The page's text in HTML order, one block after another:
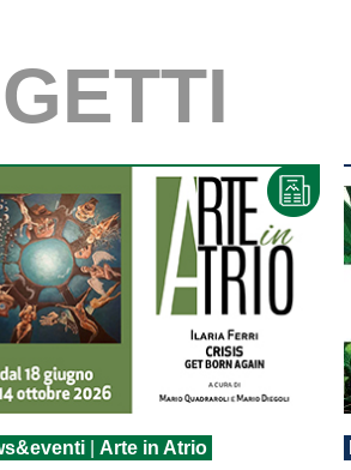
| Arte in Atrio